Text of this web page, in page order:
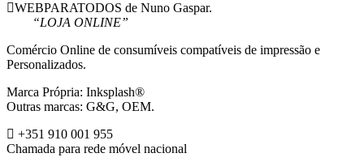
WEBPARATODOS de Nuno Gaspar.
“LOJA ONLINE”
Comércio Online de consumíveis compatíveis de impressão e
Personalizados.
Marca Própria: Inksplash®
Outras marcas: G&G, OEM.
+351 910 001 955
Chamada para rede móvel nacional